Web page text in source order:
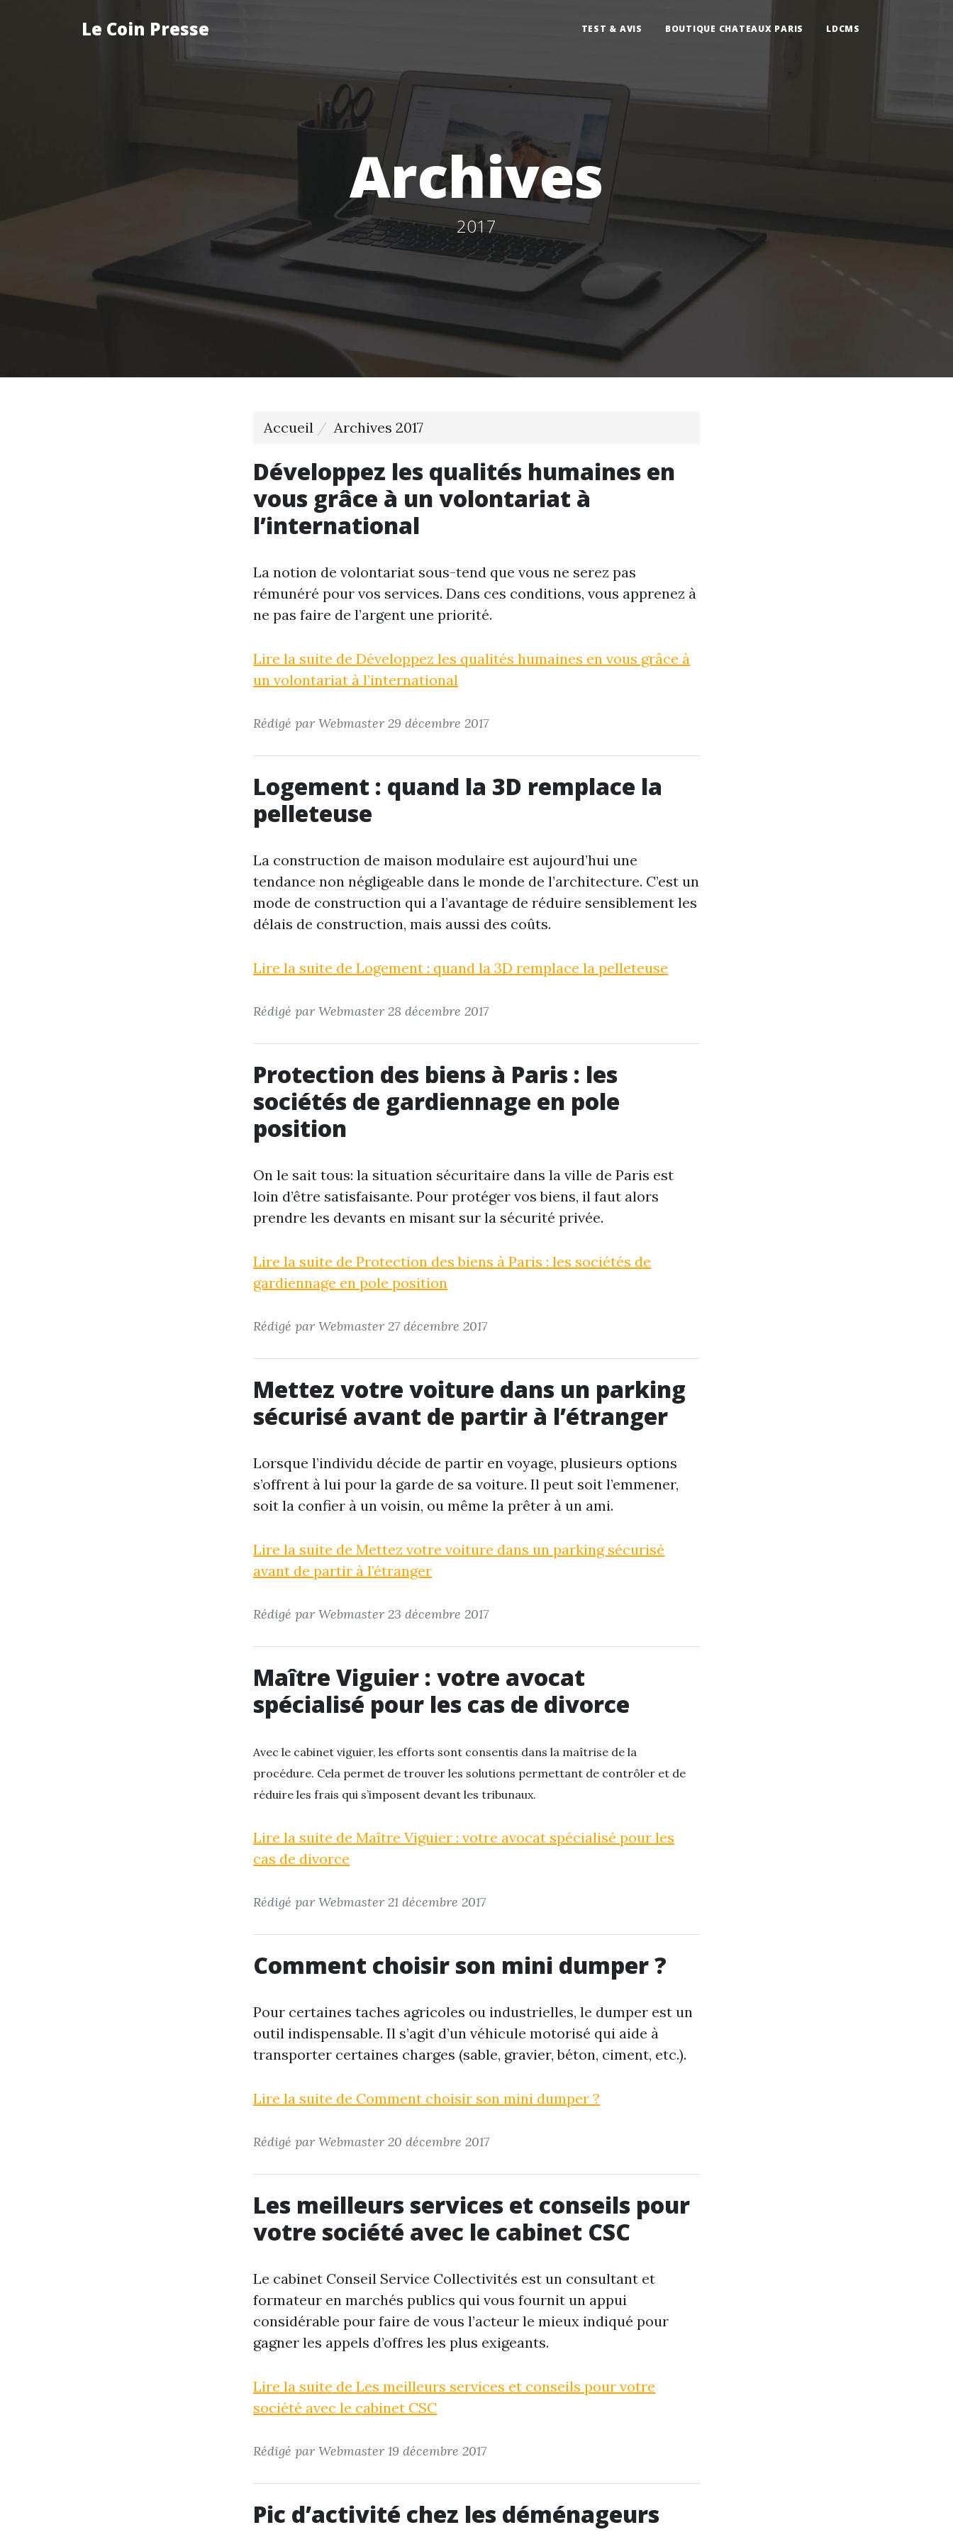
Le Coin Presse TEST & AVIS BOUTIQUE CHATEAUX PARIS LDCMS
Archives
2017
Accueil Archives 2017
Développez les qualités humaines en
vous grâce à un volontariat à
l’international
La notion de volontariat sous-tend que vous ne serez pas
rémunéré pour vos services. Dans ces conditions, vous apprenez à
ne pas faire de l’argent une priorité.
Lire la suite de Développez les qualités humaines en vous grâce à
un volontariat à l’international
Rédigé par Webmaster29 décembre 2017
Logement : quand la 3D remplace la
pelleteuse
La construction de maison modulaire est aujourd’hui une
tendance non négligeable dans le monde de l’architecture. C’est un
mode de construction qui a l’avantage de réduire sensiblement les
délais de construction, mais aussi des coûts.
Lire la suite de Logement : quand la 3D remplace la pelleteuse
Rédigé par Webmaster28 décembre 2017
Protection des biens à Paris : les
sociétés de gardiennage en pole
position
On le sait tous: la situation sécuritaire dans la ville de Paris est
loin d’être satisfaisante. Pour protéger vos biens, il faut alors
prendre les devants en misant sur la sécurité privée.
Lire la suite de Protection des biens à Paris : les sociétés de
gardiennage en pole position
Rédigé par Webmaster27 décembre 2017
Mettez votre voiture dans un parking
sécurisé avant de partir à l’étranger
Lorsque l’individu décide de partir en voyage, plusieurs options
s’offrent à lui pour la garde de sa voiture. Il peut soit l’emmener,
soit la confier à un voisin, ou même la prêter à un ami.
Lire la suite de Mettez votre voiture dans un parking sécurisé
avant de partir à l’étranger
Rédigé par Webmaster23 décembre 2017
Maître Viguier : votre avocat
spécialisé pour les cas de divorce
Avec le cabinet viguier, les efforts sont consentis dans la maîtrise de la
procédure. Cela permet de trouver les solutions permettant de contrôler et de
réduire les frais qui s’imposent devant les tribunaux.
Lire la suite de Maître Viguier : votre avocat spécialisé pour les
cas de divorce
Rédigé par Webmaster21 décembre 2017
Comment choisir son mini dumper ?
Pour certaines taches agricoles ou industrielles, le dumper est un
outil indispensable. Il s’agit d’un véhicule motorisé qui aide à
transporter certaines charges (sable, gravier, béton, ciment, etc.).
Lire la suite de Comment choisir son mini dumper ?
Rédigé par Webmaster20 décembre 2017
Les meilleurs services et conseils pour
votre société avec le cabinet CSC
Le cabinet Conseil Service Collectivités est un consultant et
formateur en marchés publics qui vous fournit un appui
considérable pour faire de vous l’acteur le mieux indiqué pour
gagner les appels d’offres les plus exigeants.
Lire la suite de Les meilleurs services et conseils pour votre
société avec le cabinet CSC
Rédigé par Webmaster19 décembre 2017
Pic d’activité chez les déménageurs